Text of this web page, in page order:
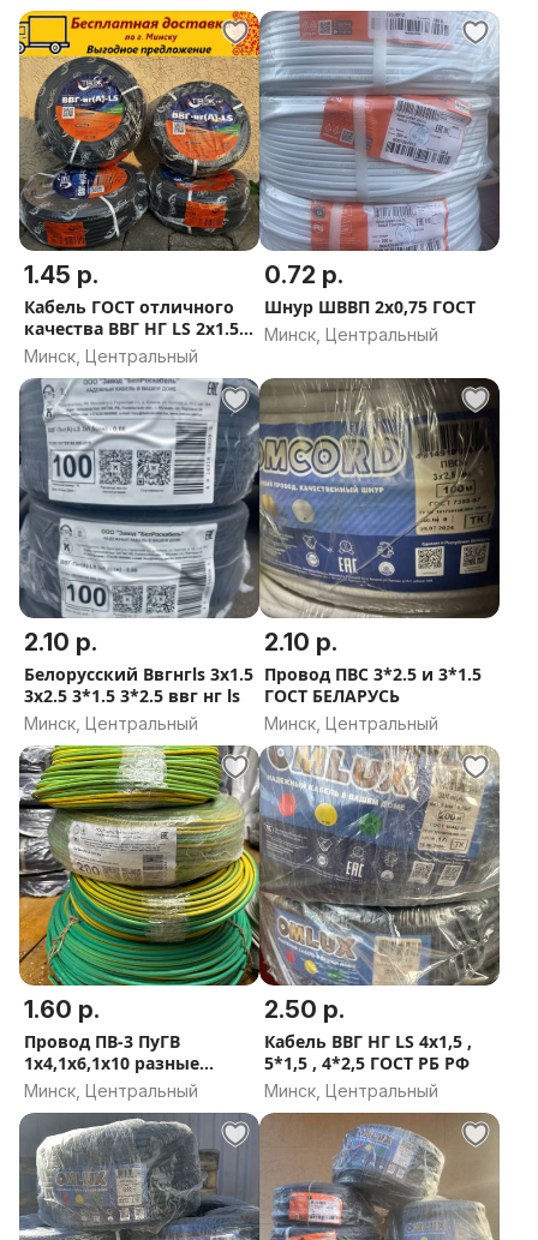
1.45 р.
Кабель ГОСТ отличного
качества ВВГ НГ LS 2х1.5
2х2.5 3х1.5 3х2.5
Минск, Центральный
0.72 р.
Шнур ШВВП 2х0,75 ГОСТ
Минск, Центральный
2.10 р.
Белорусский Ввгнгls 3х1.5
3х2.5 3*1.5 3*2.5 ввг нг ls
Минск, Центральный
2.10 р.
Провод ПВС 3*2.5 и 3*1.5
ГОСТ БЕЛАРУСЬ
Минск, Центральный
1.60 р.
Провод ПВ-3 ПуГВ
1х4,1х6,1х10 разные
цвета
Минск, Центральный
2.50 р.
Кабель ВВГ НГ LS 4х1,5 ,
5*1,5 , 4*2,5 ГОСТ РБ РФ
Минск, Центральный